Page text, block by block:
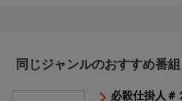
同じジャンルのおすすめ番組
必殺仕掛人